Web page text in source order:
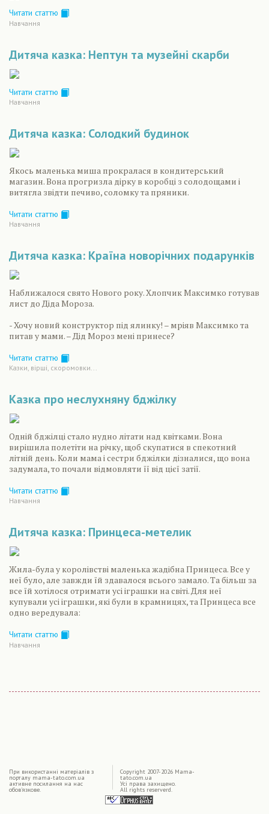
Читати статтю
Навчання
Дитяча казка: Нептун та музейні скарби
Читати статтю
Навчання
Дитяча казка: Солодкий будинок
Якось маленька миша прокралася в кондитерський
магазин. Вона прогризла дірку в коробці з солодощами і
витягла звідти печиво, соломку та пряники.
Читати статтю
Навчання
Дитяча казка: Країна новорічних подарунків
Наближалося свято Нового року. Хлопчик Максимко готував
лист до Діда Мороза.
- Хочу новий конструктор під ялинку! – мріяв Максимко та
питав у мами. – Дід Мороз мені принесе?
Читати статтю
Казки, вірші, скоромовки...
Казка про неслухняну бджілку
Одній бджілці стало нудно літати над квітками. Вона
вирішила полетіти на річку, щоб скупатися в спекотний
літній день. Коли мама і сестри бджілки дізналися, що вона
задумала, то почали відмовляти її від цієї затії.
Читати статтю
Навчання
Дитяча казка: Принцеса-метелик
Жила-була у королівстві маленька жадібна Принцеса. Все у
неї було, але завжди їй здавалося всього замало. Та більш за
все їй хотілося отримати усі іграшки на світі. Для неї
купували усі іграшки, які були в крамницях, та Принцеса все
одно вередувала:
Читати статтю
Навчання
При використаннi матерiалiв з
порталу mama-tato.com.ua
активне посилання на нас
обов'язкове.
Copyright 2007-2026 Mama-
tato.com.ua
Усі права захищено.
All rights reserverd.